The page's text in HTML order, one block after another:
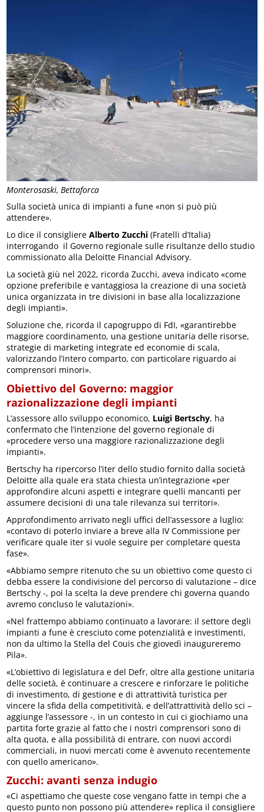
Monterosaski, Bettaforca
Sulla società unica di impianti a fune «non si può più
attendere».
Lo dice il consigliereAlberto Zucchi (Fratelli d’Italia)
interrogando il Governo regionale sulle risultanze dello studio
commissionato alla Deloitte Financial Advisory.
La società giù nel 2022, ricorda Zucchi, aveva indicato «come
opzione preferibile e vantaggiosa la creazione di una società
unica organizzata in tre divisioni in base alla localizzazione
degli impianti».
Soluzione che, ricorda il capogruppo di FdI, «garantirebbe
maggiore coordinamento, una gestione unitaria delle risorse,
strategie di marketing integrate ed economie di scala,
valorizzando l’intero comparto, con particolare riguardo ai
comprensori minori».
Obiettivo del Governo: maggior
razionalizzazione degli impianti
L’assessore allo sviluppo economico, Luigi Bertschy, ha
confermato che l’intenzione del governo regionale di
«procedere verso una maggiore razionalizzazione degli
impianti».
Bertschy ha ripercorso l’iter dello studio fornito dalla società
Deloitte alla quale era stata chiesta un’integrazione «per
approfondire alcuni aspetti e integrare quelli mancanti per
assumere decisioni di una tale rilevanza sui territori».
Approfondimento arrivato negli uffici dell’assessore a luglio:
«contavo di poterlo inviare a breve alla IV Commissione per
verificare quale iter si vuole seguire per completare questa
fase».
«Abbiamo sempre ritenuto che su un obiettivo come questo ci
debba essere la condivisione del percorso di valutazione – dice
Bertschy -, poi la scelta la deve prendere chi governa quando
avremo concluso le valutazioni».
«Nel frattempo abbiamo continuato a lavorare: il settore degli
impianti a fune è cresciuto come potenzialità e investimenti,
non da ultimo la Stella del Couis che giovedì inaugureremo
Pila».
«L’obiettivo di legislatura e del Defr, oltre alla gestione unitaria
delle società, è continuare a crescere e rinforzare le politiche
di investimento, di gestione e di attrattività turistica per
vincere la sfida della competitività, e dell’attrattività dello sci –
aggiunge l’assessore -, in un contesto in cui ci giochiamo una
partita forte grazie al fatto che i nostri comprensori sono di
alta quota, e alla possibilità di entrare, con nuovi accordi
commerciali, in nuovi mercati come è avvenuto recentemente
con quello americano».
Zucchi: avanti senza indugio
«Ci aspettiamo che queste cose vengano fatte in tempi che a
questo punto non possono più attendere» replica il consigliere